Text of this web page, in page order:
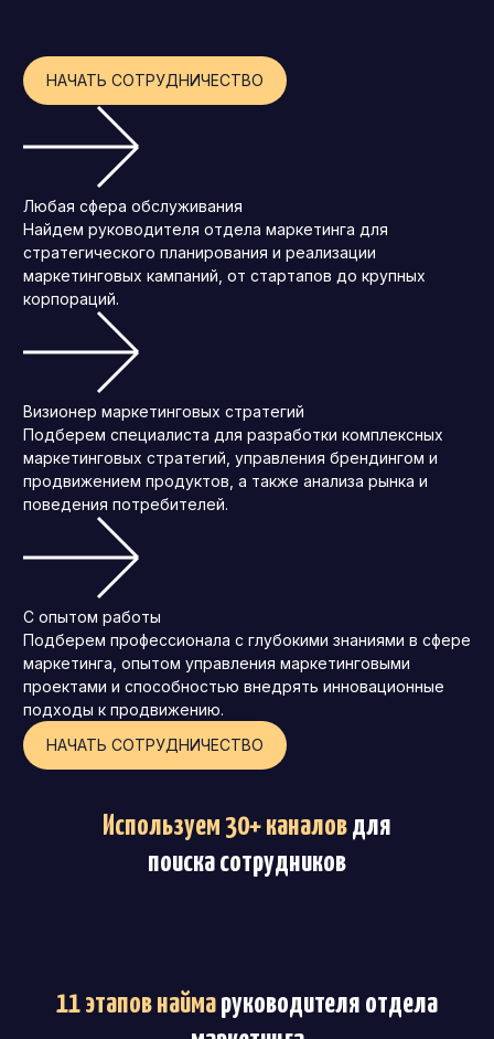
НАЧАТЬ СОТРУДНИЧЕСТВО
Любая сфера обслуживания
Найдем руководителя отдела маркетинга для
стратегического планирования и реализации
маркетинговых кампаний, от стартапов до крупных
корпораций.
Визионер маркетинговых стратегий
Подберем специалиста для разработки комплексных
маркетинговых стратегий, управления брендингом и
продвижением продуктов, а также анализа рынка и
поведения потребителей.
С опытом работы
Подберем профессионала с глубокими знаниями в сфере
маркетинга, опытом управления маркетинговыми
проектами и способностью внедрять инновационные
подходы к продвижению.
НАЧАТЬ СОТРУДНИЧЕСТВО
Используем 30+ каналовдля
поиска сотрудников
11 этапов наймаруководителя отдела